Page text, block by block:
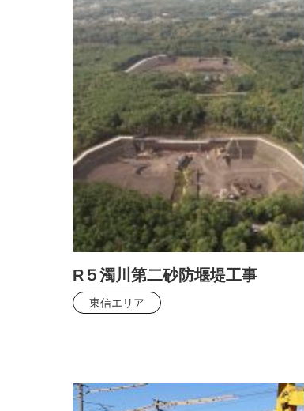
R５濁川第二砂防堰堤工事
東信エリア